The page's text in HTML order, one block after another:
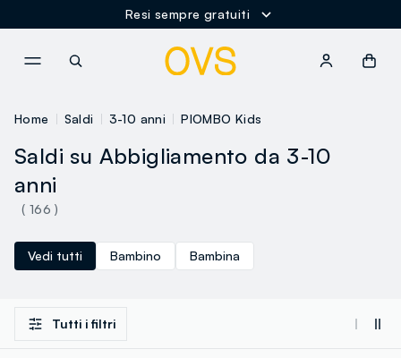
Resi sempre gratuiti
Home Saldi 3-10 anni PIOMBO Kids
Saldi su Abbigliamento da 3-10
anni
( 166 )
Vedi tutti Bambino Bambina
Tutti i filtri